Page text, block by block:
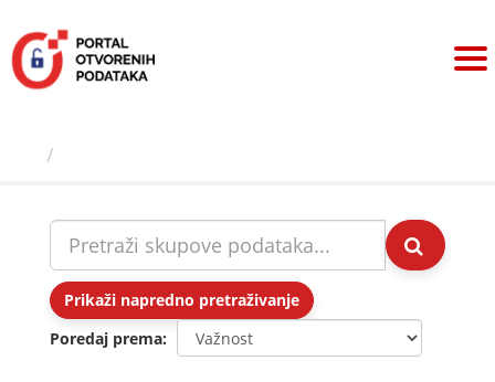
sadržaj
Prikaži napredno pretraživanje
Poredaj prema